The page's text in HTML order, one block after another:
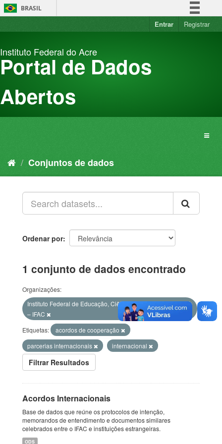
Pular
para
BRASIL
Simplifique!
Acesso à informação
Entrar Registrar
Instituto Federal do Acre
Portal de Dados
Abertos
Conjuntos de dados
Ordenar por
1 conjunto de dados encontrado
Organizações:
Instituto Federal de Educação, Ciência e Tecnologia do Acre
– IFAC
Etiquetas:
acordos de cooperação
parcerias internacionais
internacional
Filtrar Resultados
Acordos Internacionais
Base de dados que reúne os protocolos de intenção,
memorandos de entendimento e documentos similares
celebrados entre o IFAC e instituições estrangeiras.
ODS